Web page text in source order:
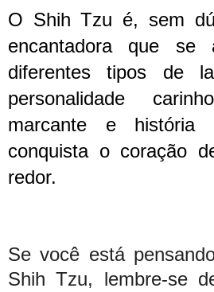
O Shih Tzu é, sem
encantadora que se
diferentes tipos de
personalidade
marcante e história
conquista o coração
redor.
Se você está
Shih Tzu, lembre-se